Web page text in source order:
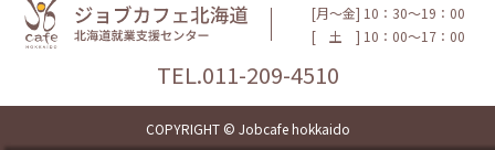
[月〜金] 10：30〜19：00
[
土 ] 10：00〜17：00
TEL.011-209-4510
COPYRIGHT © Jobcafe hokkaido